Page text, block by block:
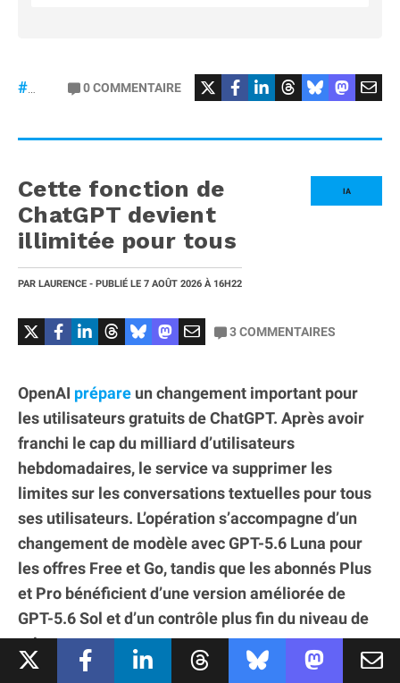
#DJI #osmopocket4P
0COMMENTAIRE
IA
Cette fonction de
ChatGPT devient
illimitée pour tous
PAR LAURENCE - PUBLIÉ LE 7 AOÛT 2026 À 16H22
3COMMENTAIRES
OpenAI prépare un changement important pour
les utilisateurs gratuits de ChatGPT. Après avoir
franchi le cap du milliard d’utilisateurs
hebdomadaires, le service va supprimer les
limites sur les conversations textuelles pour tous
ses utilisateurs. L’opération s’accompagne d’un
changement de modèle avec GPT-5.6 Luna pour
les offres Free et Go, tandis que les abonnés Plus
et Pro bénéficient d’une version améliorée de
GPT-5.6 Sol et d’un contrôle plus fin du niveau de
raisonnement.